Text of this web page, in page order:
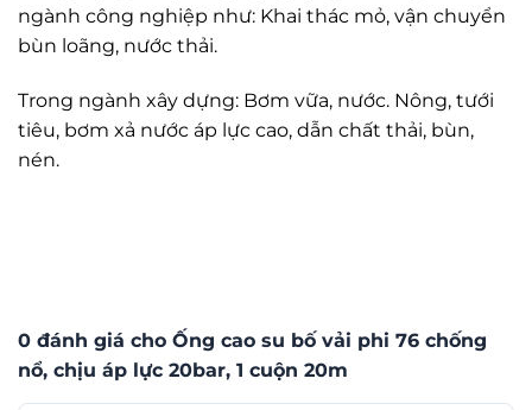
ngành công nghiệp như: Khai thác mỏ, vận chuyển
bùn loãng, nước thải.
Trong ngành xây dựng: Bơm vữa, nước. Nông, tưới
tiêu, bơm xả nước áp lực cao, dẫn chất thải, bùn,
nén.
0 đánh giá cho Ống cao su bố vải phi 76 chống
nổ, chịu áp lực 20bar, 1 cuộn 20m